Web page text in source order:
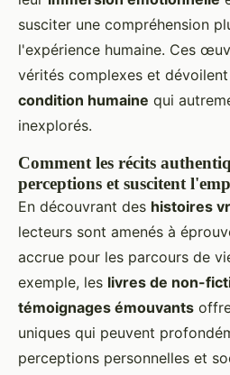
susciter une compréhension
l'expérience humaine. Ces
vérités complexes et
condition humaine qui
inexplorés.
Comment les récits
perceptions et suscitent
En découvrant des histoires
lecteurs sont amenés à
accrue pour les parcours de
exemple, les livres de non-
témoignages émouvants
uniques qui peuvent
perceptions personnelles et